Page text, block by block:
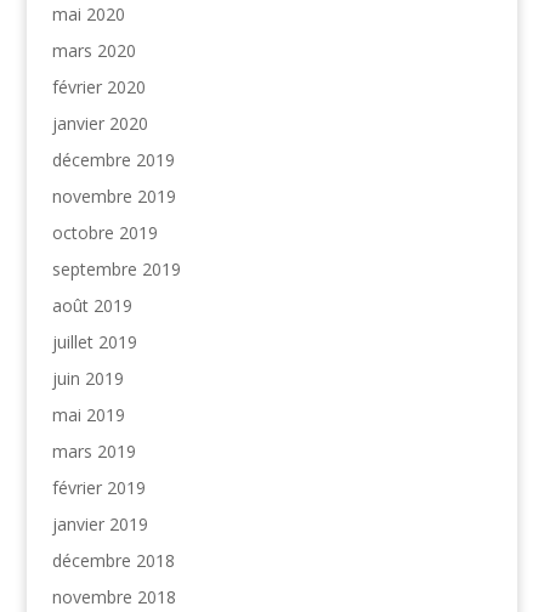
mai 2020
mars 2020
février 2020
janvier 2020
décembre 2019
novembre 2019
octobre 2019
septembre 2019
août 2019
juillet 2019
juin 2019
mai 2019
mars 2019
février 2019
janvier 2019
décembre 2018
novembre 2018